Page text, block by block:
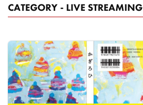
CATEGORY - LIVE STREAMING